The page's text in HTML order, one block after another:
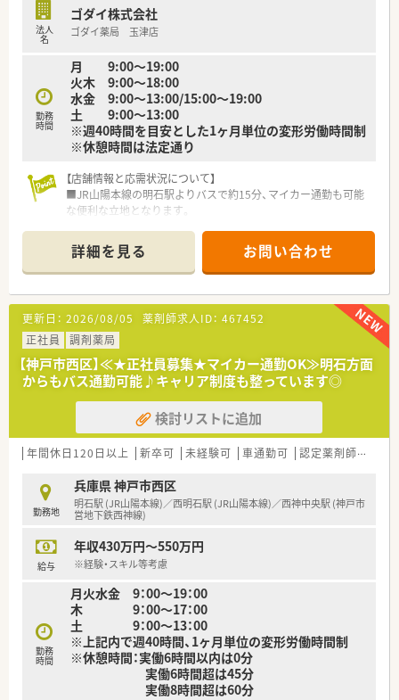
■フォローアップ研修
若手薬剤師を対象に、定期的な座学での研修を行います。
店舗においては、OJTにて研修・フォローを行います。
■Eラーニングの受講可能
医学・薬学知識から実務に関わる内容、OTC薬やサプリメント
など多岐に渡る講座を受講いただけます。
＼ 休日・福利厚生について ／
■残業時間は、［全店舗平均4.7時間/月］と少なく、ライフワーク
バランスが充実♪
■ほとんどの店舗で［1日8.5～9時間×平日4日と土曜日4～5時
■住宅手当は、賃貸の世帯主様で10,000円～25,000円まで支給
あり（20～30代）
＼ こんなところもおすすめ★ ／
■産休・育休取得実績あり！ 希望者は全員復帰されており、
時短勤務も最長、小学校3年生まで調整することができます。
■店舗異動に関して、会社の方向性として
1店舗に腰を置いて患者様と関係性を作り、長期勤務してほし
い考えです。
大手チェーン薬局の様な積極的な店舗異動はございません。
■処方枚数に比べると手厚い人員体制をとり、
しっかり患者様に向合える環境を整えています！
■薬剤師様も離職率は7～10％と業界では非常に低い水準を保
たれております。
法人
名
ゴダイ株式会社
ゴダイ薬局 玉津店
勤務
時間
月 9:00～19:00
火木 9:00～18:00
水金 9:00～13:00/15:00～19:00
土 9:00～13:00
※週40時間を目安とした1ヶ月単位の変形労働時間制
※休憩時間は法定通り
【店舗情報と応需状況について】
■JR山陽本線の明石駅よりバスで約15分、マイカー通勤も可能
な便利な立地となります。
薬局として運営しています。
■1日40枚程度の処方箋を常時2名から3名の薬剤師体制で対応
しており安心です。
【募集背景と求める人物像について】
■積極的な店舗展開に伴い、即戦力となる薬剤師を急募しており
採用意欲が高い状態です。
■対人業務に積極的に向き合い、他職種とも円滑に連携できるコ
ミュニケーション力を求めます。
■電子薬歴やiPadなどのシステム導入に抵抗がなく、新しい機器
を活用できる方を歓迎します。
【想定される業務内容】
■調剤業務や監査業務に加え、患者様一人ひとりに対する丁寧な
■月に10名前後の在宅医療にも対応しており、地域医療への貢
献を実感できる業務内容です。
■全店舗でiPad導入による電子薬歴管理を行っており、効率的な
【職場環境と雰囲気】
き合える環境が整っています。
■処方箋枚数に対する薬剤師の比率が高く設定されており、協力
して業務に取り組めます。
■待合室は患者様がリラックスできる色調で統一され、働きやす
い清潔感のある空間です。
詳細を見る お問い合わせ
更新日： 2026/08/05 薬剤師求人ID： 467452
正社員
調剤薬局
【神戸市西区】≪★正社員募集★マイカー通勤OK≫明石方面
からもバス通勤可能♪キャリア制度も整っています◎
検討リストに追加
年間休日120日以上 新卒可 未経験可 車通勤可 認定薬剤師取得支援あり
勤務地
兵庫県 神戸市西区
明石駅 (JR山陽本線)／西明石駅 (JR山陽本線)／西神中央駅 (神戸市
営地下鉄西神線)
給与
年収430万円～550万円
※経験・スキル等考慮
勤務
時間
月火水金 9：00～19：00
木 9：00～17：00
土 9：00～13：00
※上記内で週40時間、1ヶ月単位の変形労働時間制
※休憩時間：実働6時間以内は0分
実働6時間超は45分
実働8時間超は60分